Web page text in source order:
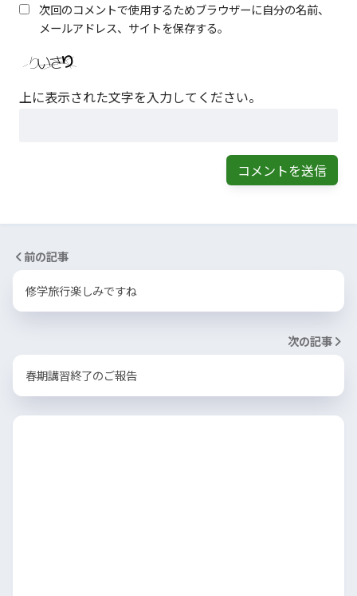
次回のコメントで使用するためブラウザーに自分の名前、
メールアドレス、サイトを保存する。
上に表示された文字を入力してください。
前の記事
修学旅行楽しみですね
次の記事
春期講習終了のご報告